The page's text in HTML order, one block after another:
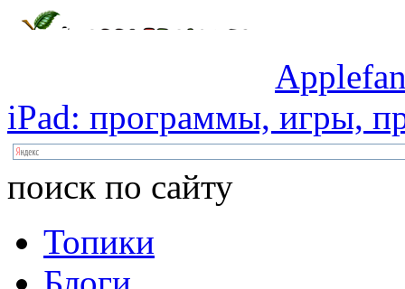
iPad: программы, игры,
поиск по сайту
Топики